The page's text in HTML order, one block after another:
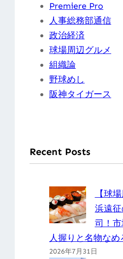
Premiere Pro
人事総務部通信
政治経済
球場周辺グルメ
組織論
野球めし
阪神タイガース
Recent Posts
【球
浜遠
司！
人握りと名物なめ
2026年7月31日